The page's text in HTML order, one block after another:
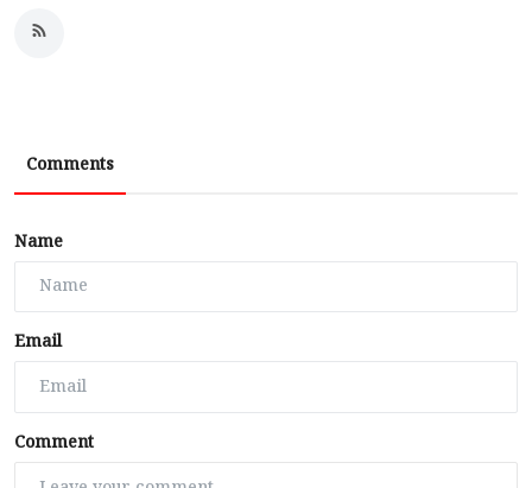
Comments
Name
Email
Comment